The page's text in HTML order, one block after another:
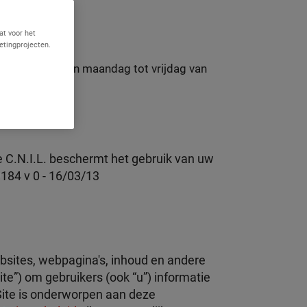
van maandag tot vrijdag van
beschermt het gebruik van uw
v 0 - 16/03/13
webpagina's, inhoud en andere
om gebruikers (ook “u”) informatie
is onderworpen aan deze
voor het